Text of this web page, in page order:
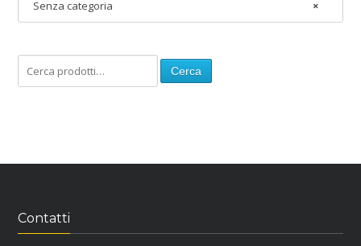
×
Senza categoria
Cerca
Contatti